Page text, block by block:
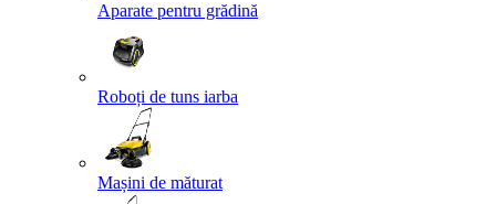
Aparate pentru grădină
Roboți de tuns iarba
Mașini de măturat